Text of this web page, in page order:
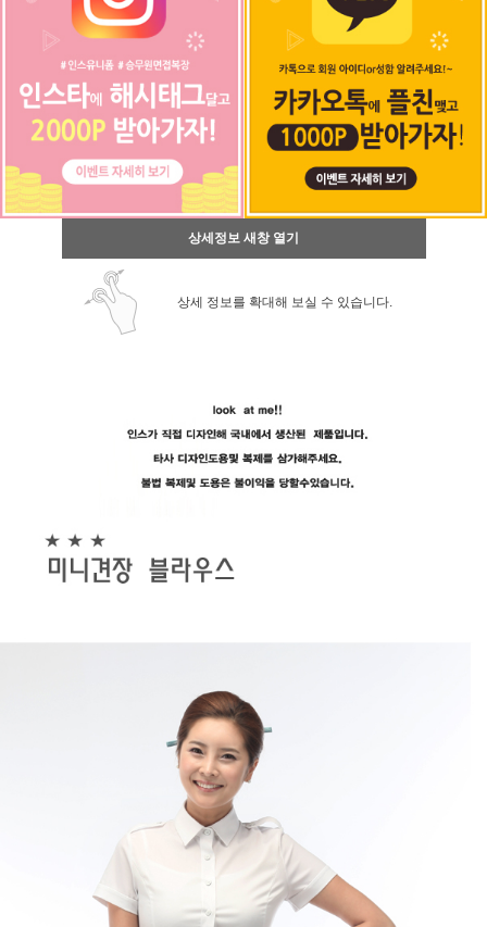
상세정보 새창 열기
상세 정보를 확대해 보실 수 있습니다.